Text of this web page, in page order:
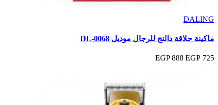
DALING
ماكينة حلاقة دالنج للرجال موديل DL-0068
725 EGP
888 EGP